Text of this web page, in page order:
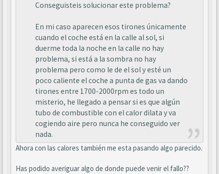
Conseguisteis solucionar este problema?
En mi caso aparecen esos tirones únicamente
cuando el coche está en la calle al sol, si
duerme toda la noche en la calle no hay
problema, si está a la sombra no hay
problema pero como le de el sol y esté un
poco caliente el coche a punta de gas va dando
tirones entre 1700-2000rpm es todo un
misterio, he llegado a pensar si es que algún
tubo de combustible con el calor dilata y va
cogiendo aire pero nunca he conseguido ver
nada.
Ahora con las calores también me esta pasando algo parecido.
Has podido averiguar algo de donde puede venir el fallo??